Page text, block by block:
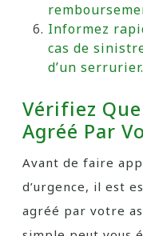
Informez
cas de
d’un serrurier.
Vérifiez
Agréé Par
Avant de faire
d’urgence, il est
agréé par votre